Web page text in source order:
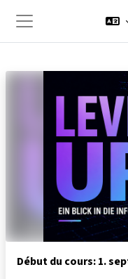
Panneau latéral
Début du cours: 1.